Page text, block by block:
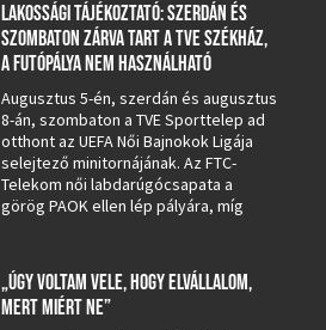
LAKOSSÁGI TÁJÉKOZTATÓ: SZERDÁN ÉS
SZOMBATON ZÁRVA TART A TVE SZÉKHÁZ,
A FUTÓPÁLYA NEM HASZNÁLHATÓ
Augusztus 5-én, szerdán és augusztus
8-án, szombaton a TVE Sporttelep ad
otthont az UEFA Női Bajnokok Ligája
selejtező minitornájának. Az FTC-
Telekom női labdarúgócsapata a
görög PAOK ellen lép pályára, míg
„ÚGY VOLTAM VELE, HOGY ELVÁLLALOM,
MERT MIÉRT NE”